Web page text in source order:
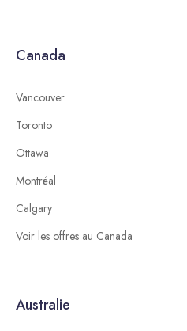
Canada
Vancouver
Toronto
Ottawa
Montréal
Calgary
Voir les offres au Canada
Australie